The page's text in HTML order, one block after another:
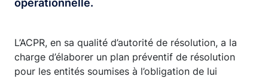
opérationnelle.
L’ACPR, en sa qualité d’autorité de résolution, a la
charge d’élaborer un plan préventif de résolution
pour les entités soumises à l’obligation de lui